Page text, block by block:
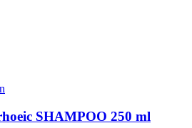
SHAMPOO 250 ml